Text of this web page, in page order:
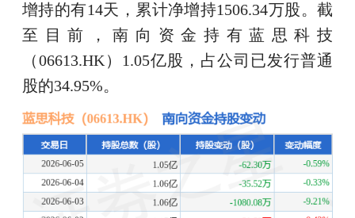
增持的有14天，累计净增持1506.34万股。截
至目前，南向资金持有蓝思科技
（06613.HK）1.05亿股，占公司已发行普通
股的34.95%。